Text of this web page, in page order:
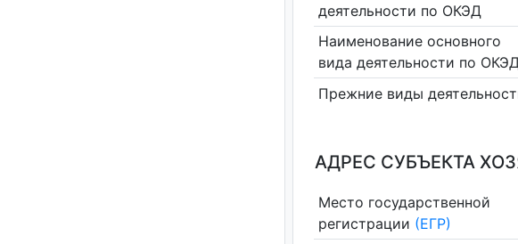
деятельности по ОКЭД
Наименование основного
вида деятельности по
Прежние виды
АДРЕС СУБЪЕКТА
Место государственной
регистрации (ЕГР)